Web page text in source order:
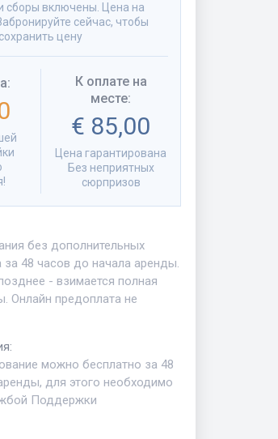
сборы включены. Цена на
сейчас, чтобы
сохранить цену
:
К оплате на
месте:
€ 85,00
Цена гарантирована
Без неприятных
сюрпризов
без дополнительных
48 часов до начала аренды.
- взимается полная
Онлайн предоплата не
:
можно бесплатно за 48
для этого необходимо
Поддержки